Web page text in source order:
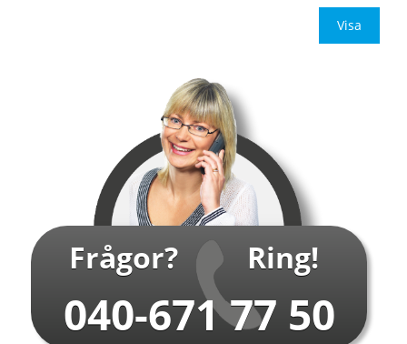
Visa
Frågor? Ring!
040-671 77 50